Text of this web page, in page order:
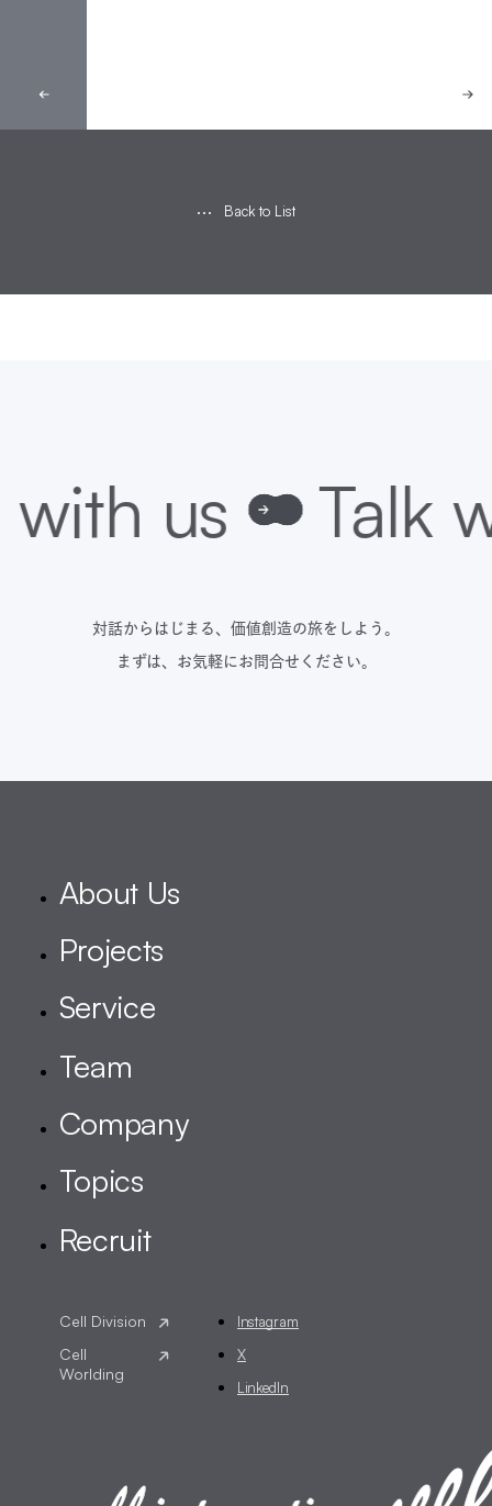
対話からはじまる、価値創造の旅をしよう。
まずは、お気軽にお問合せください。
Instagram
X
LinkedIn